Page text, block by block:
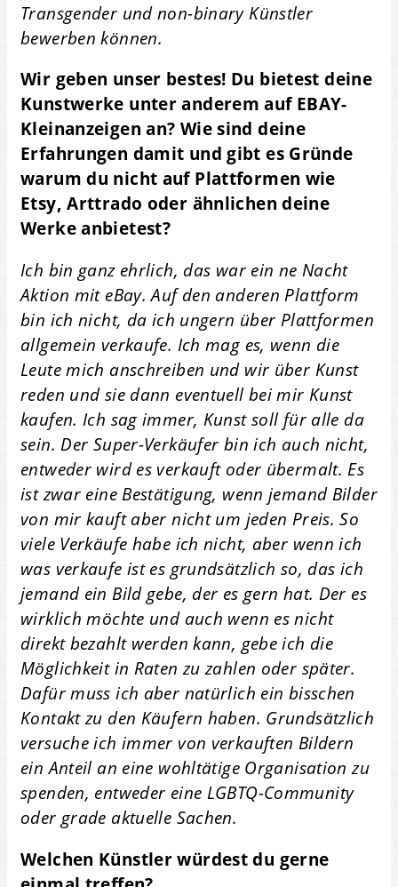
Transgender und non-binary Künstler
bewerben können.
Wir geben unser bestes! Du bietest deine
Kunstwerke unter anderem auf EBAY-
Kleinanzeigen an? Wie sind deine
Erfahrungen damit und gibt es Gründe
warum du nicht auf Plattformen wie
Etsy, Arttrado oder ähnlichen deine
Werke anbietest?
Ich bin ganz ehrlich, das war ein ne Nacht
Aktion mit eBay. Auf den anderen Plattform
bin ich nicht, da ich ungern über Plattformen
allgemein verkaufe. Ich mag es, wenn die
Leute mich anschreiben und wir über Kunst
reden und sie dann eventuell bei mir Kunst
kaufen. Ich sag immer, Kunst soll für alle da
sein. Der Super-Verkäufer bin ich auch nicht,
entweder wird es verkauft oder übermalt. Es
ist zwar eine Bestätigung, wenn jemand Bilder
von mir kauft aber nicht um jeden Preis. So
viele Verkäufe habe ich nicht, aber wenn ich
was verkaufe ist es grundsätzlich so, das ich
jemand ein Bild gebe, der es gern hat. Der es
wirklich möchte und auch wenn es nicht
direkt bezahlt werden kann, gebe ich die
Möglichkeit in Raten zu zahlen oder später.
Dafür muss ich aber natürlich ein bisschen
Kontakt zu den Käufern haben. Grundsätzlich
versuche ich immer von verkauften Bildern
ein Anteil an eine wohltätige Organisation zu
spenden, entweder eine LGBTQ-Community
oder grade aktuelle Sachen.
Welchen Künstler würdest du gerne